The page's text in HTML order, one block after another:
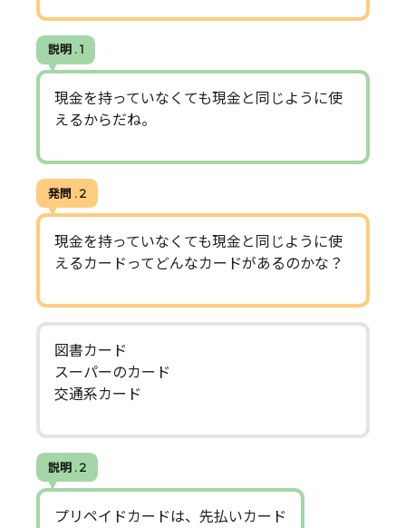
説明 . 1
現金を持っていなくても現金と同じように使
えるからだね。
発問 . 2
現金を持っていなくても現金と同じように使
えるカードってどんなカードがあるのかな？
図書カード
スーパーのカード
交通系カード
説明 . 2
プリペイドカードは、先払いカード